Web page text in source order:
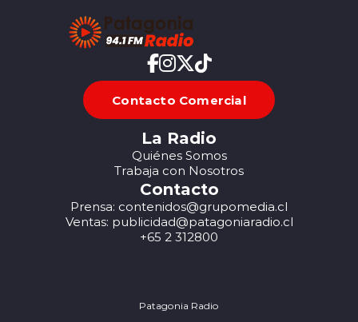
Contacto Comercial
La Radio
Quiénes Somos
Trabaja con Nosotros
Contacto
Prensa: contenidos@grupomedia.cl
Ventas: publicidad@patagoniaradio.cl
+65 2 312800
Patagonia Radio